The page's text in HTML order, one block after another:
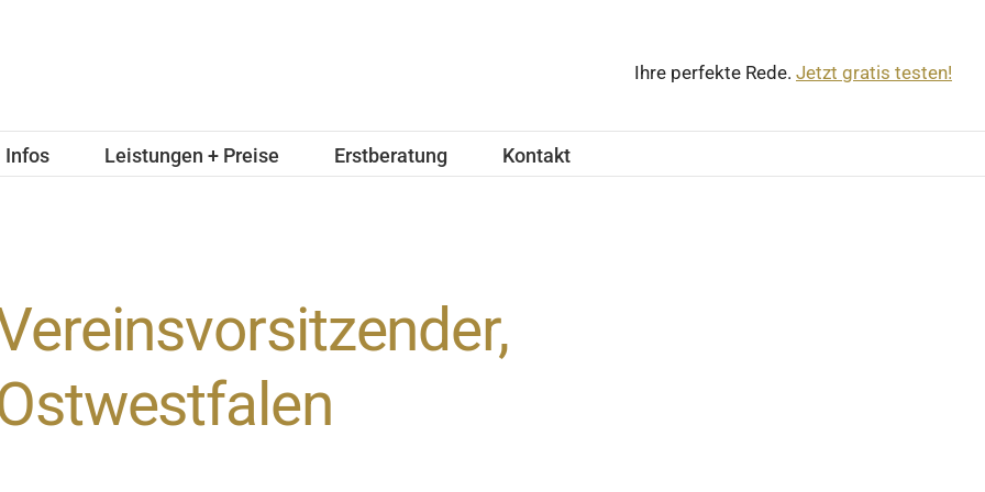
Ihre perfekte Rede. Jetzt gratis testen!
Infos Leistungen + Preise Erstberatung Kontakt